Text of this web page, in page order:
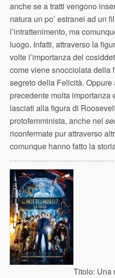
anche se a tratti vengono
natura un po’ estranei ad un
l’intrattenimento, ma
luogo. Infatti, attraverso la
volte l’importanza del
come viene snocciolata della
segreto della Felicità.
precedente molta importanza
lasciati alla figura di
protofemminista, anche nel
riconfermate pur attraverso
comunque hanno fatto la
Titolo: Una